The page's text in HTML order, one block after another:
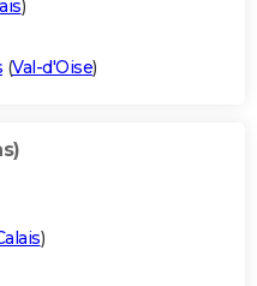
)
(Val-d'Oise)
)